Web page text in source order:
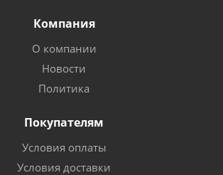
Компания
О компании
Новости
Политика
Покупателям
Условия оплаты
Условия доставки